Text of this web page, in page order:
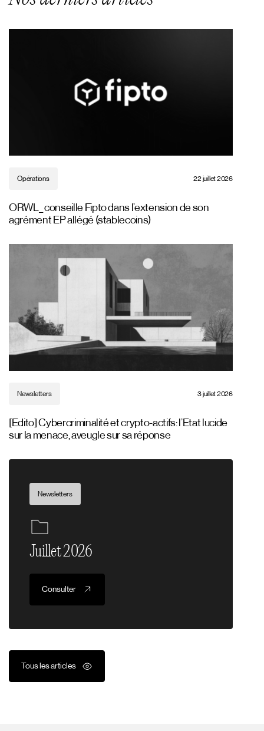
Tous les articles
Opérations 22 juillet 2026
ORWL_ conseille Fipto dans l’extension de son
agrément EP allégé (stablecoins)
Newsletters 3 juillet 2026
[Edito] Cybercriminalité et crypto-actifs: l’Etat lucide
sur la menace, aveugle sur sa réponse
Newsletters
Juillet 2026
Consulter